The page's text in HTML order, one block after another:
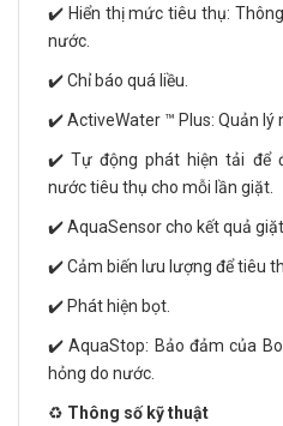
✔️ Hiển thị mức tiêu thụ:
nước.
✔️ Chỉ báo quá liều.
✔️ ActiveWater ™ Plus: Quản lý
✔️ Tự động phát hiện tải để
nước tiêu thụ cho mỗi lần giặt.
✔️ AquaSensor cho kết quả
✔️ Cảm biến lưu lượng để tiêu
✔️ Phát hiện bọt.
✔️ AquaStop: Bảo đảm của
hỏng do nước.
♻️ Thông số kỹ thuật